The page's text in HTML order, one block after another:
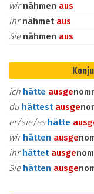
wirnähmen aus
ihrnähmet aus
Sie nähmen aus
ich hätte ausge
du hättest ausge
er/sie/es hätte aus
wirhätten ausge
ihrhättet ausge
Sie hätten ausge